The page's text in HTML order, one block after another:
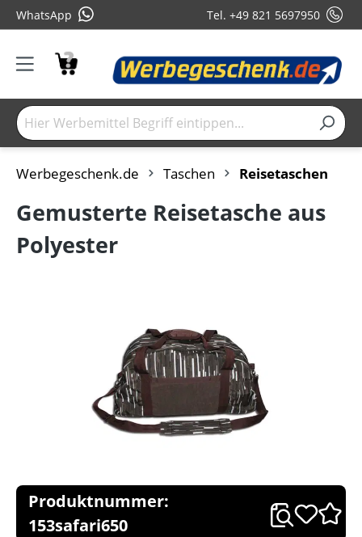
WhatsApp Tel. +49 821 5697950
Werbegeschenk.de Taschen Reisetaschen
Gemusterte Reisetasche aus
Polyester
Produktnummer:
153safari650